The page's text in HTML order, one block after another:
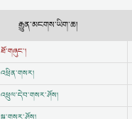
རྒྱུན་མངགས་ཡིག་ཆ།
ཐོ་གཞུང་།
འཕྲིན་གསར།
འཕྲུལ་དེབ་གསར་ཤོས།